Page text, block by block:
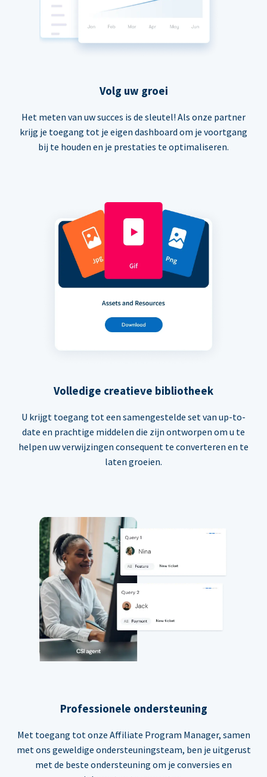
Volg uw groei
Het meten van uw succes is de sleutel! Als onze partner
krijg je toegang tot je eigen dashboard om je voortgang
bij te houden en je prestaties te optimaliseren.
Volledige creatieve bibliotheek
U krijgt toegang tot een samengestelde set van up-to-
date en prachtige middelen die zijn ontworpen om u te
helpen uw verwijzingen consequent te converteren en te
laten groeien.
Professionele ondersteuning
Met toegang tot onze Affiliate Program Manager, samen
met ons geweldige ondersteuningsteam, ben je uitgerust
met de beste ondersteuning om je conversies en